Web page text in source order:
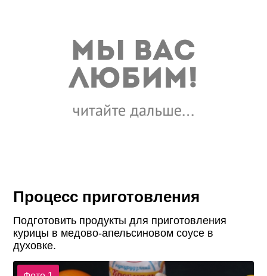
Процесс приготовления
Подготовить продукты для приготовления
курицы в медово-апельсиновом соусе в
духовке.